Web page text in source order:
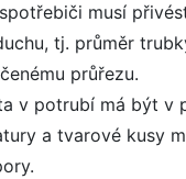
musí
tj. průměr
průřezu.
v potrubí má být v
a tvarové kusy